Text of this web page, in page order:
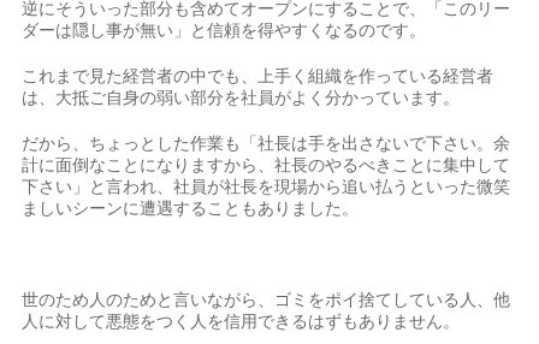
逆にそういった部分も含めてオープンにすることで、「このリー
ダーは隠し事が無い」と信頼を得やすくなるのです。
これまで見た経営者の中でも、上手く組織を作っている経営者
は、大抵ご自身の弱い部分を社員がよく分かっています。
だから、ちょっとした作業も「社長は手を出さないで下さい。余
計に面倒なことになりますから、社長のやるべきことに集中して
下さい」と言われ、社員が社長を現場から追い払うといった微笑
ましいシーンに遭遇することもありました。
世のため人のためと言いながら、ゴミをポイ捨てしている人、他
人に対して悪態をつく人を信用できるはずもありません。